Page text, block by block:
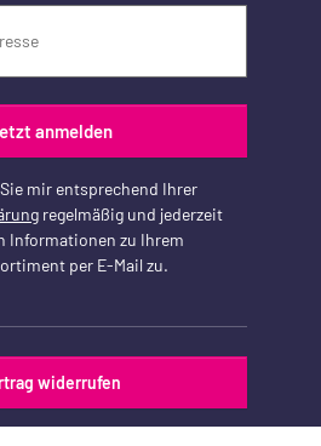
anmelden
mir entsprechend Ihrer
regelmäßig und jederzeit
Informationen zu Ihrem
per E-Mail zu.
widerrufen